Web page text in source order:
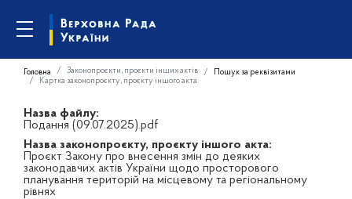
Головна Законопроєкти, проєкти інших актів
Пошук за реквізитами
Картка законопроєкту, проєкту іншого акта
Назва файлу:
Подання (09.07.2025).pdf
Назва законопроєкту, проєкту іншого акта:
Проєкт Закону про внесення змін до деяких
законодавчих актів України щодо просторового
планування територій на місцевому та регіональному
рівнях